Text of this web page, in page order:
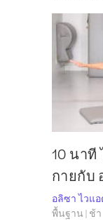
10 นาที
กายกับ
อลิซา ไวแ
พื้นฐาน | ช้า